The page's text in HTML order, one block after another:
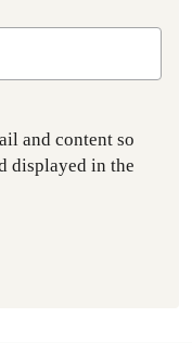
and content so
displayed in the